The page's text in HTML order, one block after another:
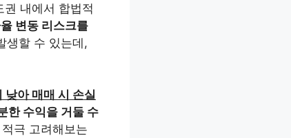
권 내에서 합법적
변동 리스크를
생할 수 있는데,
낮아 매매 시 손실
한 수익을 거둘 수
극 고려해보는